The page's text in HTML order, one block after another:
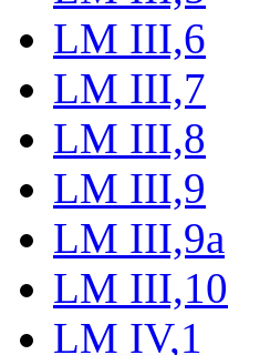
LM III,6
LM III,7
LM III,8
LM III,9
LM III,9a
LM III,10
LM IV,1